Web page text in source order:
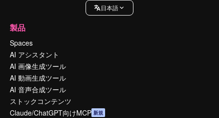
日本語
製品
Spaces
AI アシスタント
AI 画像生成ツール
AI 動画生成ツール
AI 音声合成ツール
ストックコンテンツ
Claude/ChatGPT向けMCP 新規